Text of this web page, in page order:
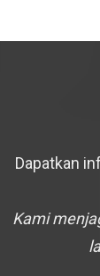
Dapatkan
Kami